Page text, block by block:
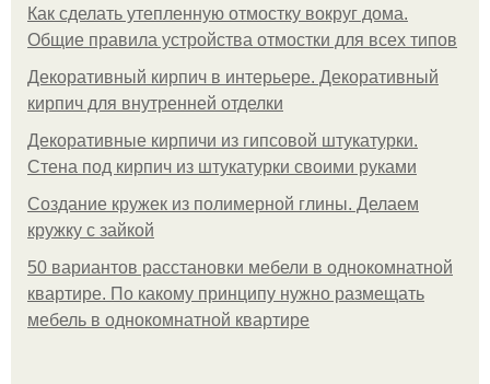
Как сделать утепленную отмостку вокруг дома.
Общие правила устройства отмостки для всех типов
Декоративный кирпич в интерьере. Декоративный
кирпич для внутренней отделки
Декоративные кирпичи из гипсовой штукатурки.
Стена под кирпич из штукатурки своими руками
Создание кружек из полимерной глины. Делаем
кружку с зайкой
50 вариантов расстановки мебели в однокомнатной
квартире. По какому принципу нужно размещать
мебель в однокомнатной квартире